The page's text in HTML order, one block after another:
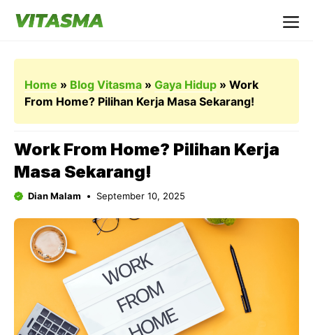
Home » Blog Vitasma » Gaya Hidup » Work
From Home? Pilihan Kerja Masa Sekarang!
Work From Home? Pilihan Kerja
Masa Sekarang!
Dian Malam September 10, 2025